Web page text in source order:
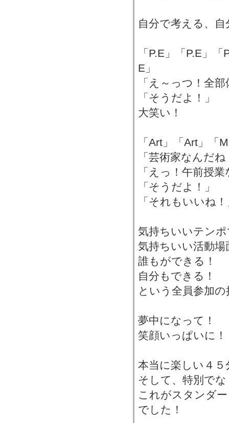
自分で考える、
「P.E」「P.E」
E」
「え～っつ！全
「そうだよ！」
大笑い！
「Art」「Art」「
「芸術家なんだ
「えっ！午前授
「そうだよ！」
「それもいいね
気持ちいいテン
気持ちいい活動
誰もができる！
自分もできる！
という全員参加
夢中になって！
笑顔いっぱいに！
本当に楽しい４５
そして、特別でな
これがスタンダ
でした！